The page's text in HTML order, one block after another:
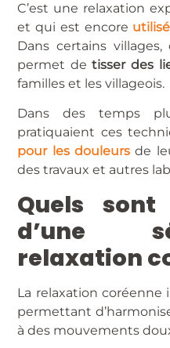
C’est une relaxation
et qui est encore
Dans certains
permet de tisser des
familles et les villageois.
Dans des temps
pratiquaient ces
pour les douleurs de
des travaux et autres
Quels
d’une
relaxation
La relaxation coréenne
permettant
à des mouvements